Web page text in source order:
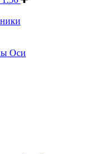
Оси